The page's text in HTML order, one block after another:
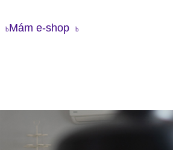
Mám e-shop